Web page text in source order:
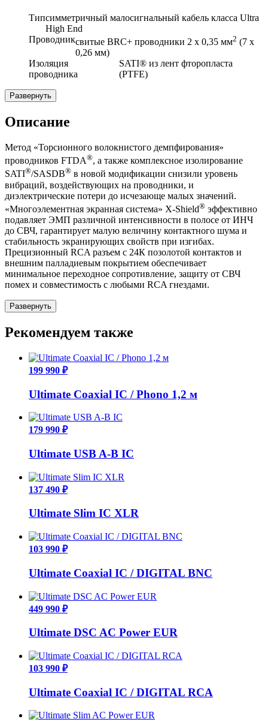
Типсимметричный малосигнальный кабель класса Ultra
High End
Проводниксвитые BRC+ проводники 2 х 0,35 мм2 (7 х
0,26 мм)
Изоляция
проводника
SATI® из лент фторопласта
(PTFE)
Развернуть
Описание
Метод «Торсионного волокнистого демпфирования»
проводников FTDA®, а также комплексное изолирование
SATI®/SASDB® в новой модификации снизили уровень
вибраций, воздействующих на проводники, и
диэлектрические потери до исчезающе малых значений.
«Многоэлементная экранная система» X-Shield® эффективно
подавляет ЭМП различной интенсивности в полосе от ИНЧ
до СВЧ, гарантирует малую величину контактного шума и
стабильность экранирующих свойств при изгибах.
Прецизионный RCA разъем с 24К позолотой контактов и
внешним палладиевым покрытием обеспечивает
минимальное переходное сопротивление, защиту от СВЧ
помех и совместимость с любыми RCA гнездами.
Развернуть
Рекомендуем также
199 990 ₽
Ultimate Coaxial IC / Phono 1,2 м
179 990 ₽
Ultimate USB A-B IC
137 490 ₽
Ultimate Slim IC XLR
103 990 ₽
Ultimate Coaxial IC / DIGITAL BNC
449 990 ₽
Ultimate DSC AC Power EUR
103 990 ₽
Ultimate Coaxial IC / DIGITAL RCA